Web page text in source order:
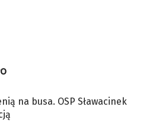
na busa. OSP Sławacinek